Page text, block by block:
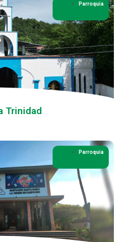
Parroquia
Trinidad
Parroquia